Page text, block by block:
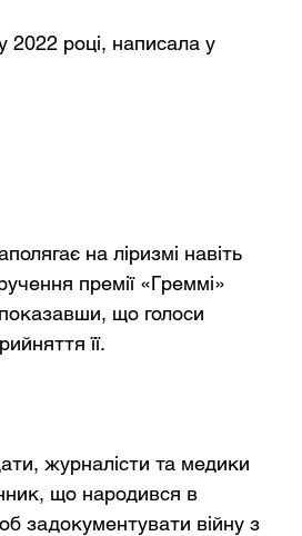
2022 році, написала у
на ліризмі навіть
премії «Греммі»
показавши, що голоси
її.
журналісти та медики
що народився в
задокументувати війну з